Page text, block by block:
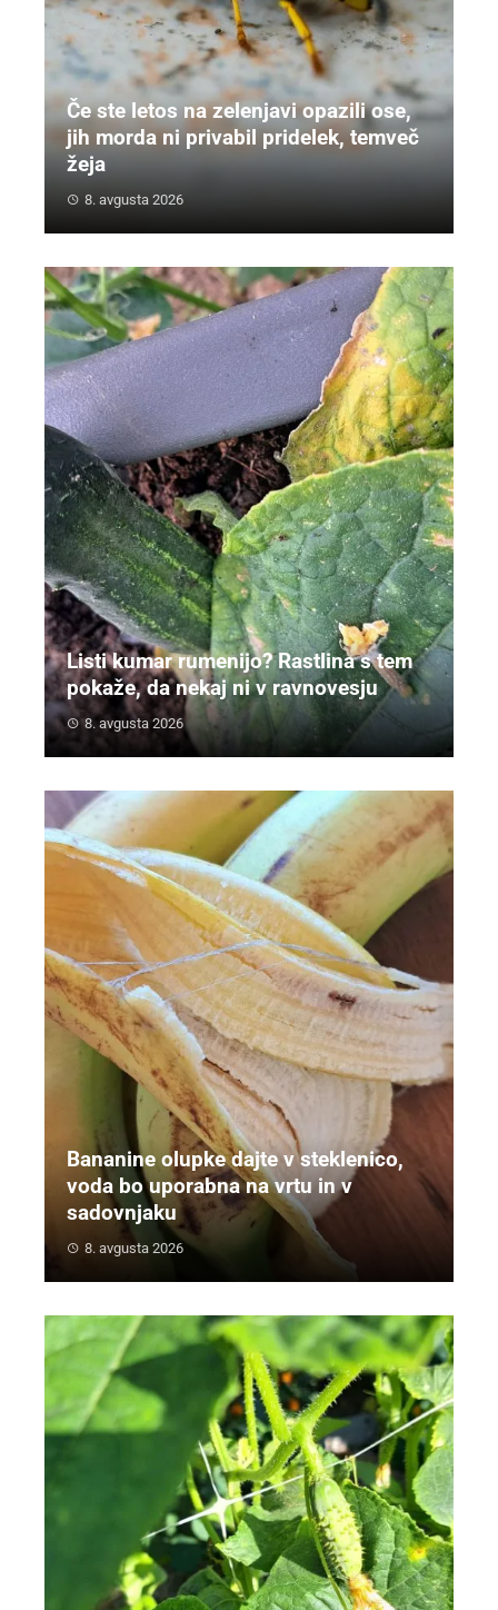
Če ste letos na zelenjavi opazili ose,
jih morda ni privabil pridelek, temveč
žeja
8. avgusta 2026
Listi kumar rumenijo? Rastlina s tem
pokaže, da nekaj ni v ravnovesju
8. avgusta 2026
Bananine olupke dajte v steklenico,
voda bo uporabna na vrtu in v
sadovnjaku
8. avgusta 2026